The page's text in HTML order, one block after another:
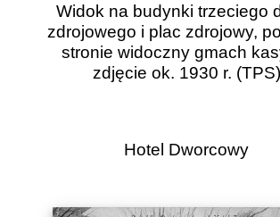
Widok na budynki trzeciego
zdrojowego i plac zdrojowy,
stronie widoczny gmach
zdjęcie ok. 1930 r. (TPS)
Hotel Dworcowy